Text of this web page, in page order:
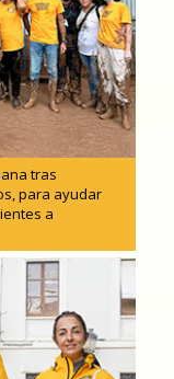
tras
para ayudar
a